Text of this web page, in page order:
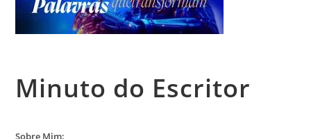
Minuto do Escritor
Sobre Mim: